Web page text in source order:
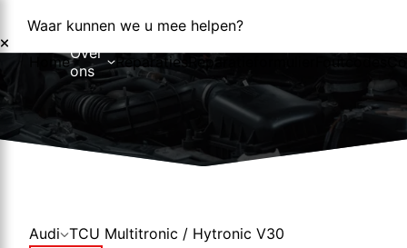
Waar kunnen we u mee helpen?
HomeOver
ons
Over ons
Nieuws
Reparaties Reparatieformulier Foutcodes
Audi TCU Multitronic / Hytronic V30